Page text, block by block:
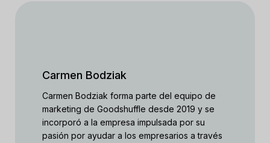
Carmen Bodziak
Carmen Bodziak forma parte del equipo de
marketing de Goodshuffle desde 2019 y se
incorporó a la empresa impulsada por su
pasión por ayudar a los empresarios a través